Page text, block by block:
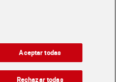
tu tarjeta de crédito aquí!
Aceptar todas
Rechazar todas